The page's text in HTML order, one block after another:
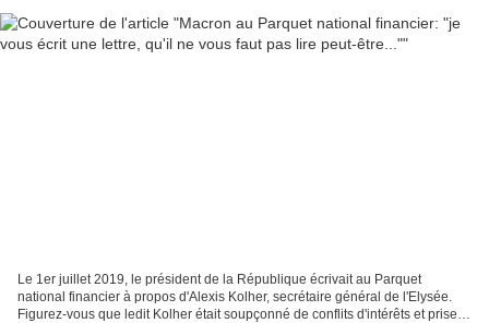
Le 1er juillet 2019, le président de la République écrivait au Parquet
national financier à propos d'Alexis Kolher, secrétaire général de l'Elysée.
Figurez-vous que ledit Kolher était soupçonné de conflits d'intérêts et prise